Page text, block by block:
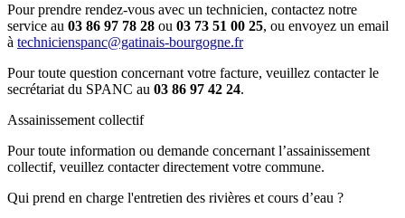
Pour prendre rendez-vous avec un technicien, contactez notre
service au 03 86 97 78 28 ou 03 73 51 00 25, ou envoyez un email
à technicienspanc@gatinais-bourgogne.fr
Pour toute question concernant votre facture, veuillez contacter le
secrétariat du SPANC au 03 86 97 42 24.
Assainissement collectif
Pour toute information ou demande concernant l’assainissement
collectif, veuillez contacter directement votre commune.
Qui prend en charge l'entretien des rivières et cours d’eau ?